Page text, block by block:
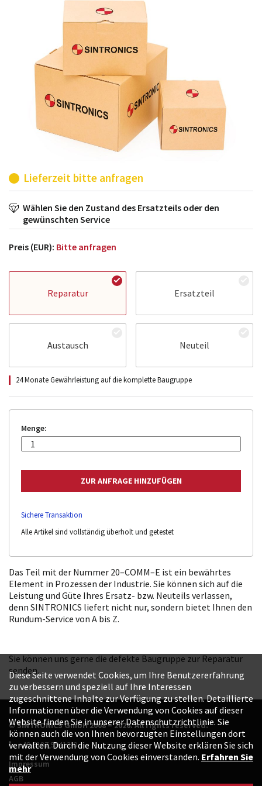
möglich. SINTRONICS ist dann ihr Partner, der
entweder die alten Baugruppen technisch hochwertig
repariert oder ihnen die abgekündigten Baugruppen
aus dem eigenen Lager ersetzt.
Lieferzeit bitte anfragen
Wählen Sie den Zustand des Ersatzteils oder den
gewünschten Service
Preis (EUR): Bitte anfragen
Reparatur Ersatzteil
Austausch Neuteil
24 Monate Gewährleistung auf die komplette Baugruppe
Menge:
Sichere Transaktion
Alle Artikel sind vollständig überholt und getestet
Das Teil mit der Nummer 20–COMM–E ist ein bewährtes
Element in Prozessen der Industrie. Sie können sich auf die
Leistung und Güte Ihres Ersatz- bzw. Neuteils verlassen,
denn SINTRONICS liefert nicht nur, sondern bietet Ihnen den
Rundum-Service von A bis Z.
Sie können uns gerne die defekte Baugruppe zur Reparatur
senden.
© SINTRONICS GmbH 2008 – 2026. All rights reserved.
+49 6187 99413-0
Impressum
AGB
Diese Seite verwendet Cookies, um Ihre Benutzererfahrung
zu verbessern und speziell auf Ihre Interessen
zugeschnittene Inhalte zur Verfügung zu stellen. Detaillierte
Informationen über die Verwendung von Cookies auf dieser
Website finden Sie in unserer Datenschutzrichtlinie. Sie
können auch die von Ihnen bevorzugten Einstellungen dort
verwalten. Durch die Nutzung dieser Website erklären Sie sich
mit der Verwendung von Cookies einverstanden. Erfahren Sie
mehr